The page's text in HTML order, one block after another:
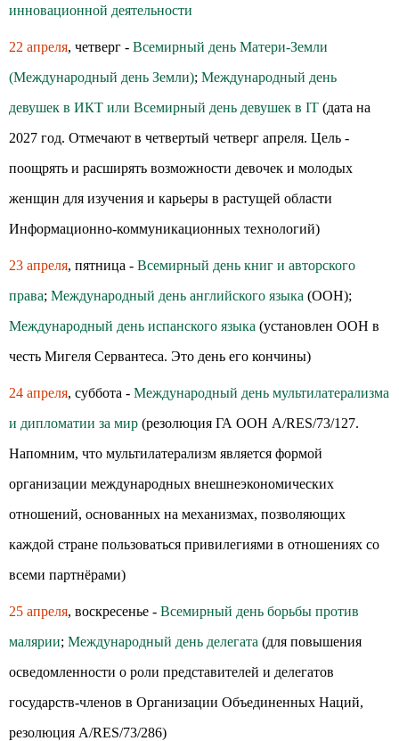
инновационной деятельности
22 апреля, четверг - Всемирный день Матери-Земли
(Международный день Земли); Международный день
девушек в ИКТ или Всемирный день девушек в IT (дата на
2027 год. Отмечают в четвертый четверг апреля. Цель -
поощрять и расширять возможности девочек и молодых
женщин для изучения и карьеры в растущей области
Информационно-коммуникационных технологий)
23 апреля, пятница - Всемирный день книг и авторского
права; Международный день английского языка (ООН);
Международный день испанского языка (установлен ООН в
честь Мигеля Сервантеса. Это день его кончины)
24 апреля, суббота - Международный день мультилатерализма
и дипломатии за мир (резолюция ГА ООН A/RES/73/127.
Напомним, что мультилатерализм является формой
организации международных внешнеэкономических
отношений, основанных на механизмах, позволяющих
каждой стране пользоваться привилегиями в отношениях со
всеми партнёрами)
25 апреля, воскресенье - Всемирный день борьбы против
малярии; Международный день делегата (для повышения
осведомленности о роли представителей и делегатов
государств-членов в Организации Объединенных Наций,
резолюция A/RES/73/286)